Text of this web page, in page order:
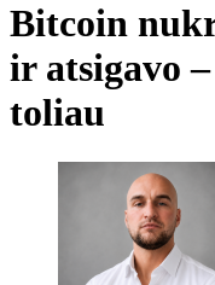
Bitcoin
ir atsigavo
toliau